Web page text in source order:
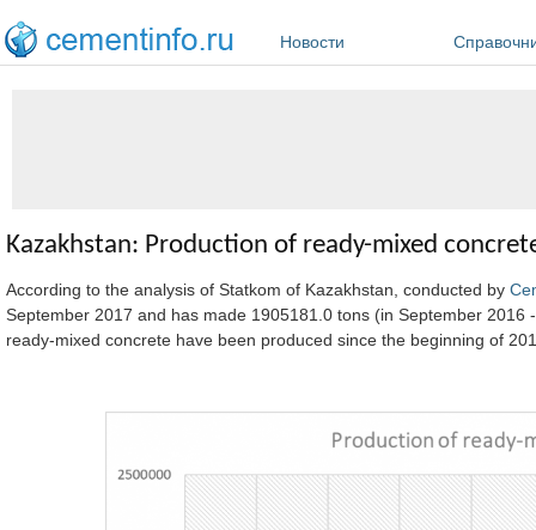
Новости
Kazakhstan: Production of ready-mixed
According to the analysis of Statkom of Kazakhstan, conducted by
September 2017 and has made 1905181.0 tons (in September
ready-mixed concrete have been produced since the beginning of